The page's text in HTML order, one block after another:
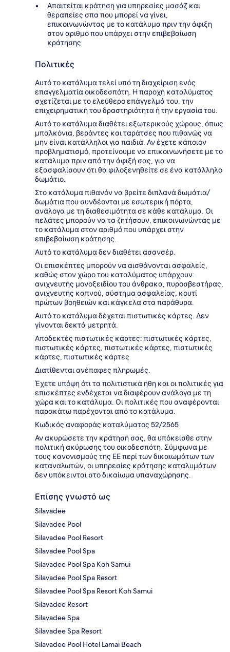
Απαιτείται κράτηση για υπηρεσίες μασάζ και
θεραπείες σπα που μπορεί να γίνει,
επικοινωνώντας με το κατάλυμα πριν την άφιξη
στον αριθμό που υπάρχει στην επιβεβαίωση
κράτησης
Πολιτικές
Αυτό το κατάλυμα τελεί υπό τη διαχείριση ενός
επαγγελματία οικοδεσπότη. Η παροχή καταλύματος
σχετίζεται με το ελεύθερο επάγγελμά του, την
επιχειρηματική του δραστηριότητα ή την εργασία του.
Αυτό το κατάλυμα διαθέτει εξωτερικούς χώρους, όπως
μπαλκόνια, βεράντες και ταράτσες που πιθανώς να
μην είναι κατάλληλοι για παιδιά. Αν έχετε κάποιον
προβληματισμό, προτείνουμε να επικοινωνήσετε με το
κατάλυμα πριν από την άφιξή σας, για να
εξασφαλίσουν ότι θα φιλοξενηθείτε σε ένα κατάλληλο
δωμάτιο.
Στο κατάλυμα πιθανόν να βρείτε διπλανά δωμάτια/
δωμάτια που συνδέονται με εσωτερική πόρτα,
ανάλογα με τη διαθεσιμότητα σε κάθε κατάλυμα. Οι
πελάτες μπορούν να τα ζητήσουν, επικοινωνώντας με
το κατάλυμα στον αριθμό που υπάρχει στην
επιβεβαίωση κράτησης.
Αυτό το κατάλυμα δεν διαθέτει ασανσέρ.
Οι επισκέπτες μπορούν να αισθάνονται ασφαλείς,
καθώς στον χώρο του καταλύματος υπάρχουν:
ανιχνευτής μονοξειδίου του άνθρακα, πυροσβεστήρας,
ανιχνευτής καπνού, σύστημα ασφαλείας, κουτί
πρώτων βοηθειών και κάγκελα στα παράθυρα.
Αυτό το κατάλυμα δέχεται πιστωτικές κάρτες. Δεν
γίνονται δεκτά μετρητά.
Αποδεκτές πιστωτικές κάρτες: πιστωτικές κάρτες,
πιστωτικές κάρτες, πιστωτικές κάρτες, πιστωτικές
κάρτες, πιστωτικές κάρτες
Διατίθενται ανέπαφες πληρωμές.
Έχετε υπόψη ότι τα πολιτιστικά ήθη και οι πολιτικές για
επισκέπτες ενδέχεται να διαφέρουν ανάλογα με τη
χώρα και το κατάλυμα. Οι πολιτικές που αναφέρονται
παρακάτω παρέχονται από το κατάλυμα.
Κωδικός αναφοράς καταλύματος 52/2565
Αν ακυρώσετε την κράτησή σας, θα υπόκεισθε στην
πολιτική ακύρωσης του οικοδεσπότη. Σύμφωνα με
τους κανονισμούς της ΕΕ περί των δικαιωμάτων των
καταναλωτών, οι υπηρεσίες κράτησης καταλυμάτων
δεν υπόκεινται στο δικαίωμα υπαναχώρησης.
Επίσης γνωστό ως
Silavadee
Silavadee Pool
Silavadee Pool Resort
Silavadee Pool Spa
Silavadee Pool Spa Koh Samui
Silavadee Pool Spa Resort
Silavadee Pool Spa Resort Koh Samui
Silavadee Resort
Silavadee Spa
Silavadee Spa Resort
Silavadee Pool Hotel Lamai Beach